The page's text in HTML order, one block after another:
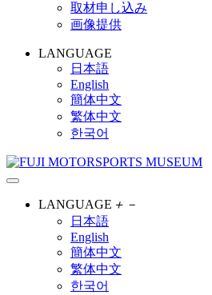
取材申し込み
画像提供
LANGUAGE
日本語
English
簡体中文
繁体中文
한국어
LANGUAGE ＋ －
日本語
English
簡体中文
繁体中文
한국어